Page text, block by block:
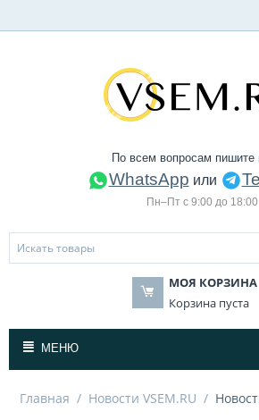
По всем вопросам пишите
WhatsApp или
Пн–Пт с 9:00 до 18:00
МОЯ КОРЗИНА
Корзина пуста
МЕНЮ
Главная / Новости VSEM.RU /